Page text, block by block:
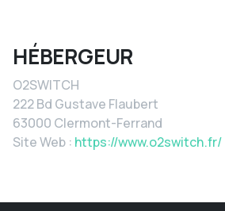
HÉBERGEUR
O2SWITCH
222 Bd Gustave Flaubert
63000 Clermont-Ferrand
Site Web : https://www.o2switch.fr/